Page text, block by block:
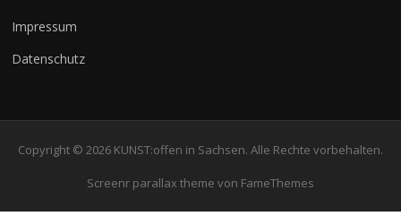
Impressum
Datenschutz
Copyright © 2026 KUNST:offen in Sachsen. Alle Rechte vorbehalten.
Screenr parallax theme von FameThemes